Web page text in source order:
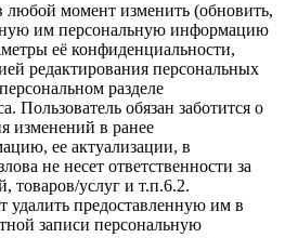
любой момент изменить (обновить,
им персональную информацию
её конфиденциальности,
редактирования персональных
разделе
Пользователь обязан заботится о
изменений в ранее
ее актуализации, в
не несет ответственности за
товаров/услуг и т.п.6.2.
удалить предоставленную им в
записи персональную